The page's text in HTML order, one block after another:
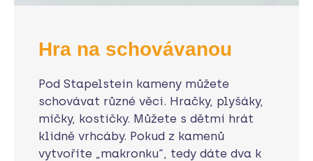
Hra na schovávanou
Pod Stapelstein kameny můžete
schovávat různé věci. Hračky, plyšáky,
míčky, kostičky. Můžete s dětmi hrát
klidně vrhcáby. Pokud z kamenů
vytvoříte „makronku“, tedy dáte dva k